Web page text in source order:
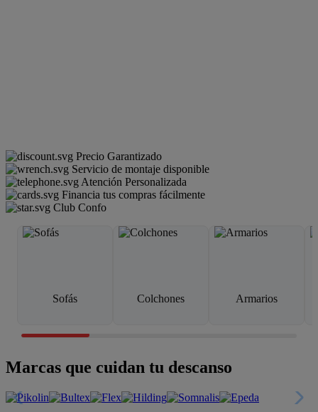
Precio Garantizado
Servicio de montaje disponible
Atención Personalizada
Financia tus compras fácilmente
Club Confo
Sofás Colchones Armarios
Marcas que cuidan tu descanso